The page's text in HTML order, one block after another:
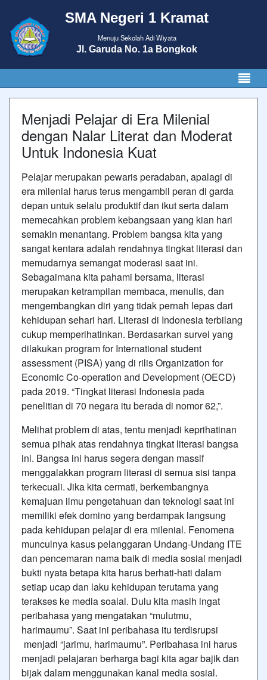
SMA Negeri 1 Kramat
Menuju Sekolah Adi Wiyata
Jl. Garuda No. 1a Bongkok
Menjadi Pelajar di Era Milenial
dengan Nalar Literat dan Moderat
Untuk Indonesia Kuat
Pelajar merupakan pewaris peradaban, apalagi di
era milenial harus terus mengambil peran di garda
depan untuk selalu produktif dan ikut serta dalam
memecahkan problem kebangsaan yang kian hari
semakin menantang. Problem bangsa kita yang
sangat kentara adalah rendahnya tingkat literasi dan
memudarnya semangat moderasi saat ini.
Sebagaimana kita pahami bersama, literasi
merupakan ketrampilan membaca, menulis, dan
mengembangkan diri yang tidak pernah lepas dari
kehidupan sehari hari. Literasi di Indonesia terbilang
cukup memperihatinkan. Berdasarkan survei yang
dilakukan program for International student
assessment (PISA) yang di rilis Organization for
Economic Co-operation and Development (OECD)
pada 2019. “Tingkat literasi Indonesiapada
penelitian di 70 negara itu berada di nomor 62,”.
Melihat problem di atas, tentu menjadi keprihatinan
semua pihak atas rendahnya tingkat literasi bangsa
ini. Bangsa ini harus segera dengan massif
menggalakkan program literasi di semua sisi tanpa
terkecuali. Jika kita cermati, berkembangnya
kemajuan ilmu pengetahuan dan teknologi saat ini
memiliki efek domino yang berdampak langsung
pada kehidupan pelajar di era milenial. Fenomena
munculnya kasus pelanggaran Undang-Undang ITE
dan pencemaran nama baik di media sosial menjadi
bukti nyata betapa kita harus berhati-hati dalam
setiap ucap dan laku kehidupan terutama yang
terakses ke media soaial. Dulu kita masih ingat
peribahasa yang mengatakan “mulutmu,
harimaumu”. Saat ini peribahasa itu terdisrupsi
menjadi “jarimu, harimaumu”. Peribahasa ini harus
menjadi pelajaran berharga bagi kita agar bajik dan
bijak dalam menggunakan kanal media sosial.